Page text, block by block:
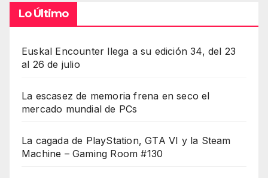
Lo Último
Euskal Encounter llega a su edición 34, del 23
al 26 de julio
La escasez de memoria frena en seco el
mercado mundial de PCs
La cagada de PlayStation, GTA VI y la Steam
Machine – Gaming Room #130